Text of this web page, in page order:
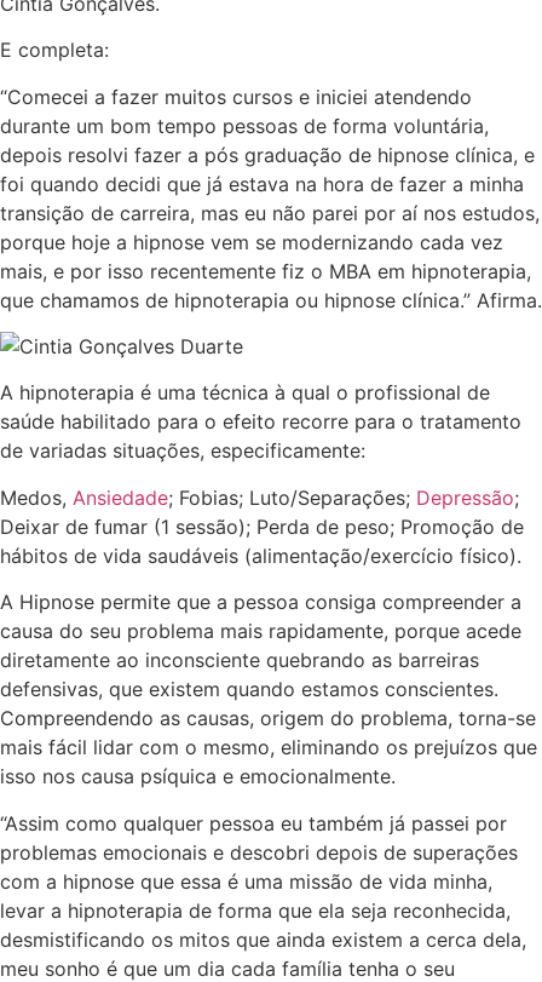
E completa:
“Comecei a fazer muitos cursos e iniciei atendendo
durante um bom tempo pessoas de forma voluntária,
depois resolvi fazer a pós graduação de hipnose clínica, e
foi quando decidi que já estava na hora de fazer a minha
transição de carreira, mas eu não parei por aí nos estudos,
porque hoje a hipnose vem se modernizando cada vez
mais, e por isso recentemente fiz o MBA em hipnoterapia,
que chamamos de hipnoterapia ou hipnose clínica.” Afirma.
A hipnoterapia é uma técnica à qual o profissional de
saúde habilitado para o efeito recorre para o tratamento
de variadas situações, especificamente:
Medos, Ansiedade; Fobias; Luto/Separações; Depressão;
Deixar de fumar (1 sessão); Perda de peso; Promoção de
hábitos de vida saudáveis (alimentação/exercício físico).
A Hipnose permite que a pessoa consiga compreender a
causa do seu problema mais rapidamente, porque acede
diretamente ao inconsciente quebrando as barreiras
defensivas, que existem quando estamos conscientes.
Compreendendo as causas, origem do problema, torna-se
mais fácil lidar com o mesmo, eliminando os prejuízos que
isso nos causa psíquica e emocionalmente.
“Assim como qualquer pessoa eu também já passei por
problemas emocionais e descobri depois de superações
com a hipnose que essa é uma missão de vida minha,
levar a hipnoterapia de forma que ela seja reconhecida,
desmistificando os mitos que ainda existem a cerca dela,
meu sonho é que um dia cada família tenha o seu